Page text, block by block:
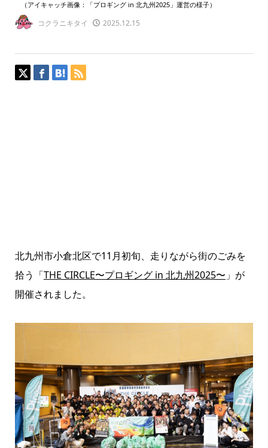
（アイキャッチ画像：「プロギング in 北九州2025」運営の様子）
コクラニキタイ 2025.12.15
北九州市小倉北区で11月初旬、走りながら街のごみを
拾う「THE CIRCLE〜プロギング in 北九州2025〜」が
開催されました。